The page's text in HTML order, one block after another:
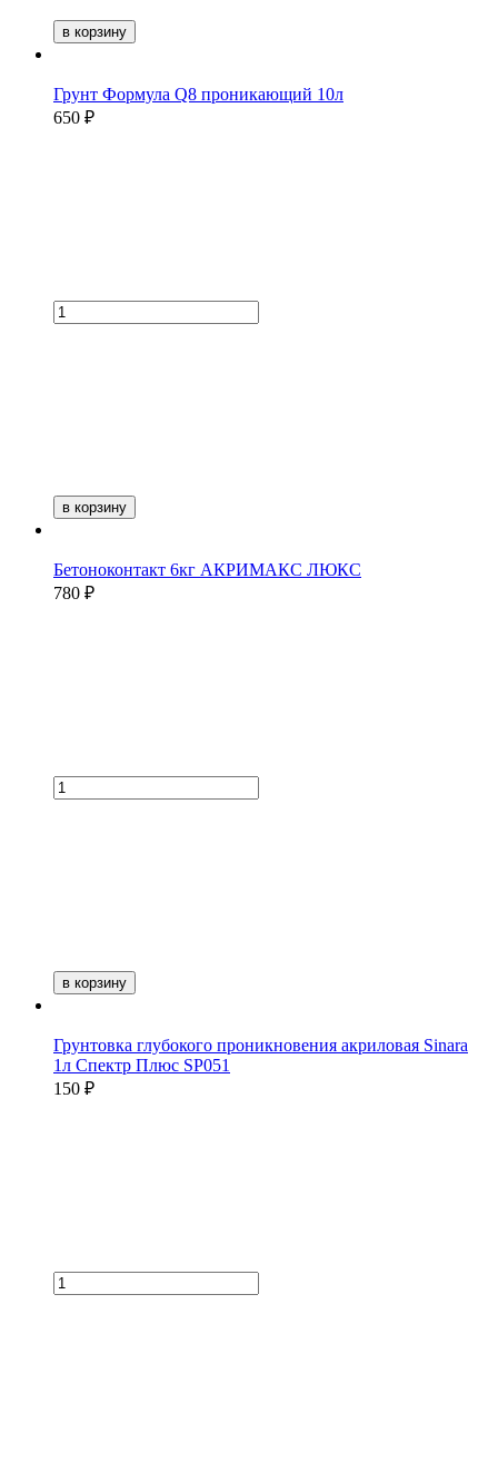
в корзину
Грунт Формула Q8 проникающий 10л
650 ₽
в корзину
Бетоноконтакт 6кг АКРИМАКС ЛЮКС
780 ₽
в корзину
Грунтовка глубокого проникновения акриловая Sinara
1л Спектр Плюс SP051
150 ₽